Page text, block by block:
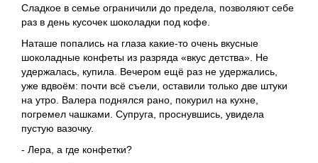
Сладкое в семье ограничили до предела, позволяют себе
раз в день кусочек шоколадки под кофе.
Наташе попались на глаза какие-то очень вкусные
шоколадные конфеты из разряда «вкус детства». Не
удержалась, купила. Вечером ещё раз не удержались,
уже вдвоём: почти всё съели, оставили только две штуки
на утро. Валера поднялся рано, покурил на кухне,
погремел чашками. Супруга, проснувшись, увидела
пустую вазочку.
- Лера, а где конфетки?